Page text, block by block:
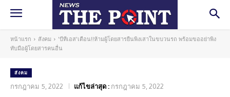
หน้าแรก สังคม
'บีทีเอส'เตือน!!ห้ามผู้โดยสารยืนพิงเสาในขบวนรถ พร้อมขออย่าพิง
ทับมือผู้โดยสารคนอื่น
สังคม
กรกฎาคม 5, 2022 แก้ไขล่าสุด : กรกฎาคม 5, 2022